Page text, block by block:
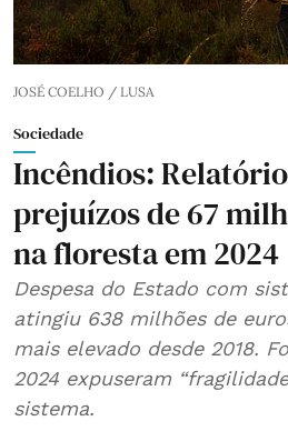
JOSÉ COELHO / LUSA
Sociedade
Incêndios:
prejuízos de 67
na floresta em 2024
Despesa do Estado com
atingiu 638 milhões de
mais elevado desde 2018.
2024 expuseram
sistema.